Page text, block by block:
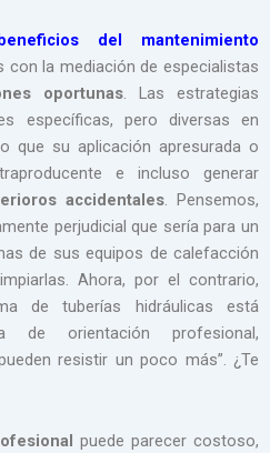
del mantenimiento
con la mediación de especialistas
oportunas. Las estrategias
específicas, pero diversas en
que su aplicación apresurada o
e incluso generar
accidentales. Pensemos,
perjudicial que sería para un
de sus equipos de calefacción
Ahora, por el contrario,
de tuberías hidráulicas está
orientación profesional,
resistir un poco más”. ¿Te
puede parecer costoso,